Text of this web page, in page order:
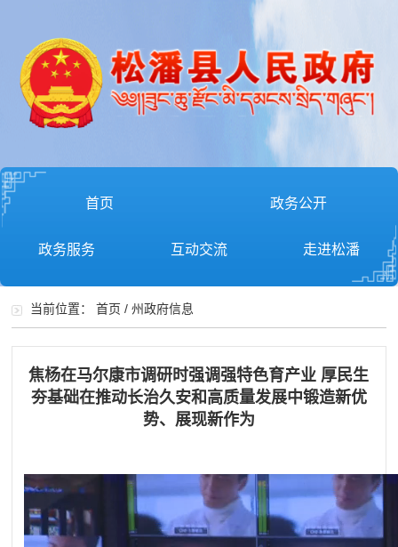
首页 政务公开
政务服务 互动交流 走进松潘
当前位置：首页 /州政府信息
焦杨在马尔康市调研时强调强特色育产业 厚民生
夯基础在推动长治久安和高质量发展中锻造新优
势、展现新作为